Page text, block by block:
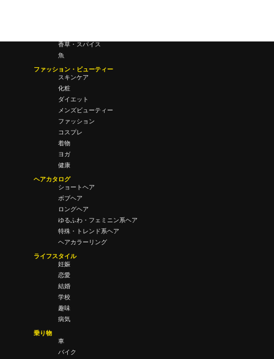
香草・スパイス
魚
ファッション・ビューティー
スキンケア
化粧
ダイエット
メンズビューティー
ファッション
コスプレ
着物
ヨガ
健康
ヘアカタログ
ショートヘア
ボブヘア
ロングヘア
ゆるふわ・フェミニン系ヘア
特殊・トレンド系ヘア
ヘアカラーリング
ライフスタイル
妊娠
恋愛
結婚
学校
趣味
病気
乗り物
車
バイク